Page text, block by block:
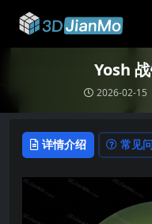
Yosh
2026-02-15
详情介绍 常见